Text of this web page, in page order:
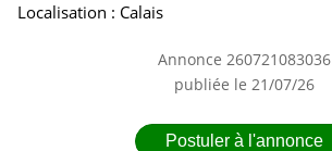
Localisation : Calais
Annonce 260721083036
publiée le 21/07/26
Postuler à l'annonce